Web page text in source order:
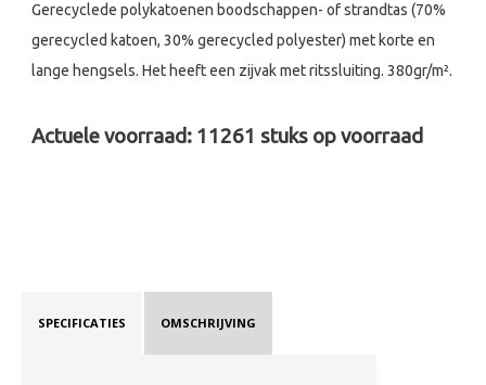
Gerecyclede polykatoenen boodschappen- of strandtas (70%
gerecycled katoen, 30% gerecycled polyester) met korte en
lange hengsels. Het heeft een zijvak met ritssluiting. 380gr/m².
Actuele voorraad: 11261 stuks op voorraad
SPECIFICATIES OMSCHRIJVING